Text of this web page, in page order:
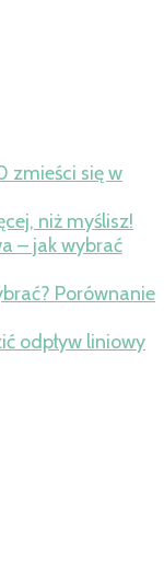
zmieści się w
niż myślisz!
– jak wybrać
Porównanie
odpływ liniowy